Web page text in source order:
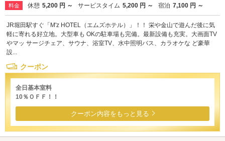
料金 休憩 5,200 円 ～ サービスタイム 5,200 円 ～ 宿泊 7,100 円 ～
JR堀田駅すぐ「M'z HOTEL（エムズホテル）」！！ 栄や金山で遊んだ後に気
軽に寄れる好立地。大型車も OKの駐車場も完備。最新設備も充実。大画面TV
やマッ サージチェア、サウナ、浴室TV、水中照明バス、カラオケな ど豪華
設...
クーポン
全日基本室料
10％ＯＦＦ！！
クーポン内容をもっと見る